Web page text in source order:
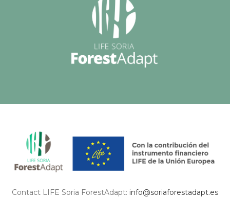
Contact LIFE Soria ForestAdapt: info@soriaforestadapt.es